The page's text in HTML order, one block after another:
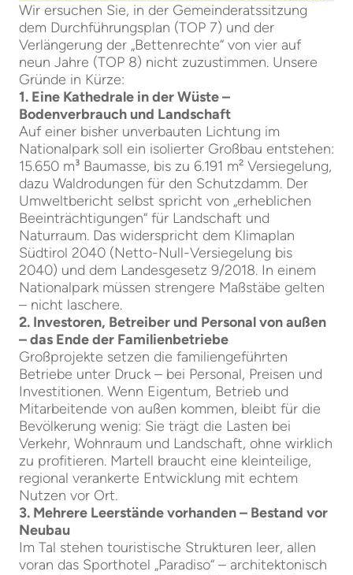
Wir ersuchen Sie, in der Gemeinderatssitzung
dem Durchführungsplan (TOP 7) und der
Verlängerung der „Bettenrechte“ von vier auf
neun Jahre (TOP 8) nicht zuzustimmen. Unsere
Gründe in Kürze:
1. Eine Kathedrale in der Wüste –
Bodenverbrauch und Landschaft
Auf einer bisher unverbauten Lichtung im
Nationalpark soll ein isolierter Großbau entstehen:
15.650 m³ Baumasse, bis zu 6.191 m² Versiegelung,
dazu Waldrodungen für den Schutzdamm. Der
Umweltbericht selbst spricht von „erheblichen
Beeinträchtigungen“ für Landschaft und
Naturraum. Das widerspricht dem Klimaplan
Südtirol 2040 (Netto-Null-Versiegelung bis
2040) und dem Landesgesetz 9/2018. In einem
Nationalpark müssen strengere Maßstäbe gelten
– nicht laschere.
2. Investoren, Betreiber und Personal von außen
– das Ende der Familienbetriebe
Großprojekte setzen die familiengeführten
Betriebe unter Druck – bei Personal, Preisen und
Investitionen. Wenn Eigentum, Betrieb und
Mitarbeitende von außen kommen, bleibt für die
Bevölkerung wenig: Sie trägt die Lasten bei
Verkehr, Wohnraum und Landschaft, ohne wirklich
zu profitieren. Martell braucht eine kleinteilige,
regional verankerte Entwicklung mit echtem
Nutzen vor Ort.
3. Mehrere Leerstände vorhanden – Bestand vor
Neubau
Im Tal stehen touristische Strukturen leer, allen
voran das Sporthotel „Paradiso“ – architektonisch